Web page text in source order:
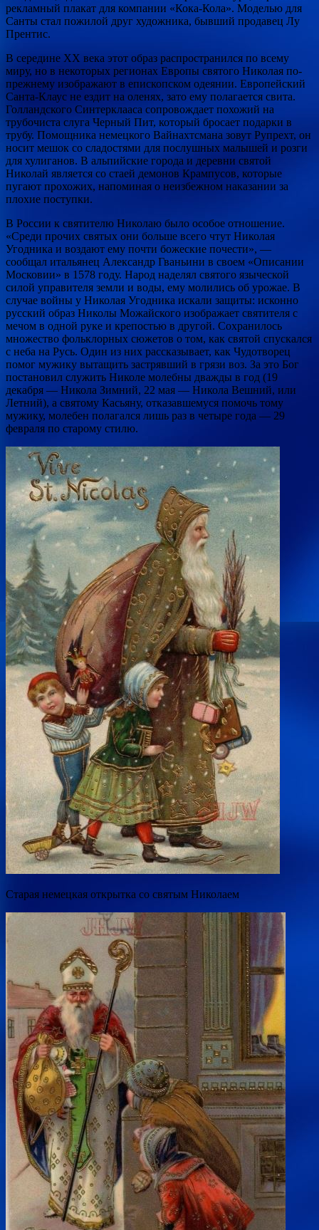
рекламный плакат для компании «Кока-Кола». Моделью для
Санты стал пожилой друг художника, бывший продавец Лу
Прентис.
В середине XX века этот образ распространился по всему
миру, но в некоторых регионах Европы святого Николая по-
прежнему изображают в епископском одеянии. Европейский
Санта-Клаус не ездит на оленях, зато ему полагается свита.
Голландского Синтерклааса сопровождает похожий на
трубочиста слуга Черный Пит, который бросает подарки в
трубу. Помощника немецкого Вайнахтсмана зовут Рупрехт, он
носит мешок со сладостями для послушных малышей и розги
для хулиганов. В альпийские города и деревни святой
Николай является со стаей демонов Крампусов, которые
пугают прохожих, напоминая о неизбежном наказании за
плохие поступки.
В России к святителю Николаю было особое отношение.
«Среди прочих святых они больше всего чтут Николая
Угодника и воздают ему почти божеские почести», —
сообщал итальянец Александр Гваньини в своем «Описании
Московии» в 1578 году. Народ наделял святого языческой
силой управителя земли и воды, ему молились об урожае. В
случае войны у Николая Угодника искали защиты: исконно
русский образ Николы Можайского изображает святителя с
мечом в одной руке и крепостью в другой. Сохранилось
множество фольклорных сюжетов о том, как святой спускался
с неба на Русь. Один из них рассказывает, как Чудотворец
помог мужику вытащить застрявший в грязи воз. За это Бог
постановил служить Николе молебны дважды в год (19
декабря — Никола Зимний, 22 мая — Никола Вешний, или
Летний), а святому Касьяну, отказавшемуся помочь тому
мужику, молебен полагался лишь раз в четыре года — 29
февраля по старому стилю.
Старая немецкая открытка со святым Николаем